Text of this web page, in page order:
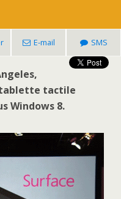
E-mail SMS
tablette tactile
Windows 8.